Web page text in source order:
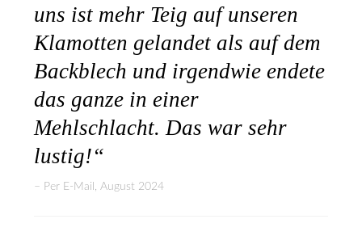
uns ist mehr Teig auf unseren
Klamotten gelandet als auf dem
Backblech und irgendwie endete
das ganze in einer
Mehlschlacht. Das war sehr
lustig!“
Per E-Mail, August 2024